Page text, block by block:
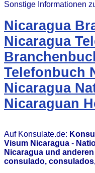
Sonstige Informationen
Nicaragua
Nicaragua
Telefonbuch
Nicaragua
Nicaraguan
Auf Konsulate.de:
Visum Nicaragua -
Nicaragua und
consulado,